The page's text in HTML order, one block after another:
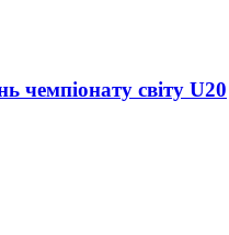
чемпіонату світу U20